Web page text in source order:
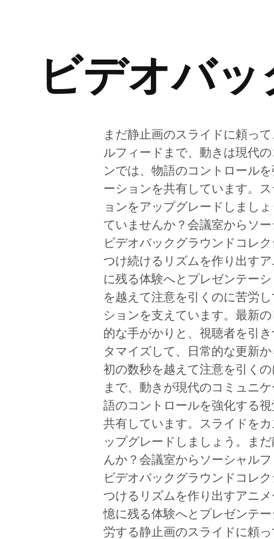
ビデオバッ
まだ静止画のスライドに頼っ
ルフィードまで、動きは現代
ンでは、物語のコントロール
ーションを共有しています。
ョンをアップグレードしまし
ていませんか？会議室からソ
ビデオバックグラウンドコレ
つけ続けるリズムを作り出す
に残る体験へとプレゼンテー
を越えて注意を引くのに苦労
ションを支えています。最新
的な手がかりと、視聴者を引
タマイズして、日常的な更新
初の数秒を越えて注意を引く
まで、動きが現代のコミュニ
語のコントロールを強化する
共有しています。スライドを
ップグレードしましょう。ま
んか？会議室からソーシャル
ビデオバックグラウンドコレ
つけるリズムを作り出すアニ
憶に残る体験へとプレゼンテ
労する静止画のスライドに頼